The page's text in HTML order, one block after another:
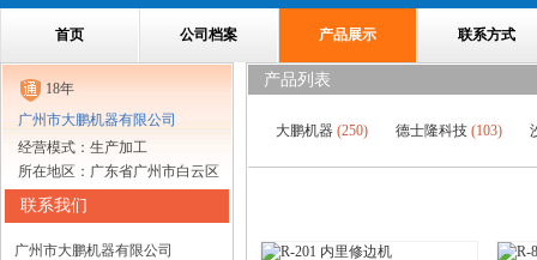
首页 公司档案 产品展示 联系方式
18年
广州市大鹏机器有限公司
经营模式：生产加工
所在地区：广东省广州市白云区
联系我们
广州市大鹏机器有限公司
产品列表
大鹏机器 (250) 德士隆科技 (103)